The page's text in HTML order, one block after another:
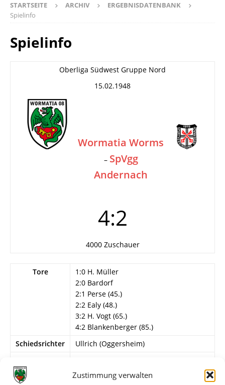
Zustimmung verwalten
STARTSEITE ARCHIV
ERGEBNISDATENBANK
Spielinfo
Spielinfo
Oberliga Südwest Gruppe Nord
15.02.1948
Wormatia Worms
– SpVgg
Andernach
4:2
4000 Zuschauer
Tore
1:0 H. Müller
2:0 Bardorf
2:1 Perse (45.)
2:2 Ealy (48.)
3:2 H. Vogt (65.)
4:2 Blankenberger (85.)
Schiedsrichter
Ullrich (Oggersheim)
G. Müller – R. Müller, H. Kern – L.
Sattler, Hammer, W. Selbert – E. Vogt, H.